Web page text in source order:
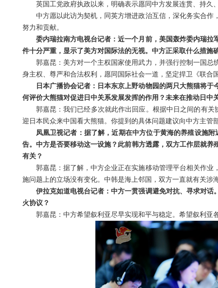
英国工党政府执政以来，明确表示愿同中方发展连贯、持久
中方愿以此访为契机，同英方增进政治互信，深化务实合
努力和贡献。
委内瑞拉南方电视台记者：近一个月前，美国轰炸委内瑞
件十分严重，显示了美方对国际法的无视。中方正采取什么措施
郭嘉昆：美方对一个主权国家使用武力，并强行控制一国
身主权、尊严和合法权利，愿同国际社会一道，坚定捍卫《联合
日本广播协会记者：日本东京上野动物园的两只大熊猫将
何评价大熊猫对促进日中关系发展发挥的作用？未来在推动日
郭嘉昆：我们已经多次就此作出回应。根据中日之间的有
迎日本民众来中国看大熊猫。你提到的具体问题建议向中方主管
凤凰卫视记者：据了解，近期在中方位于黄海的养殖设施
告。中方是否要移动这一设施？此前韩方透露，双方工作层就
有关？
郭嘉昆：据了解，中方企业正在实施移动管理平台相关作
施问题上的立场没有变化。中韩是海上邻国，双方一直就有关
伊拉克如道电视台记者：中方一贯强调避免对抗、寻求对
火协议？
郭嘉昆：中方希望叙利亚尽早实现和平与稳定。希望叙利